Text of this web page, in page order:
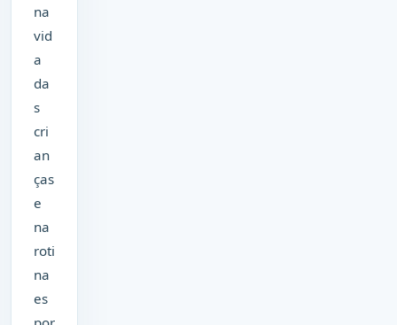
na
vid
a
da
s
cri
an
ças
e
na
roti
na
es